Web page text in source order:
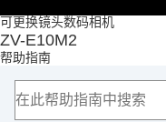
可更换镜头数码相机
ZV-E10M2
帮助指南
首页
如何使用“帮助指南”
检查相机和附件